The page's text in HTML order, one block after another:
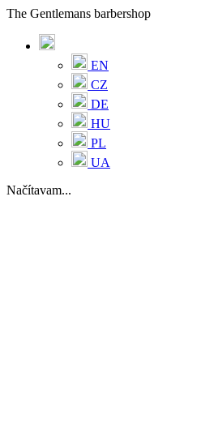
The Gentlemans barbershop
EN
CZ
DE
HU
PL
UA
Načítavam...